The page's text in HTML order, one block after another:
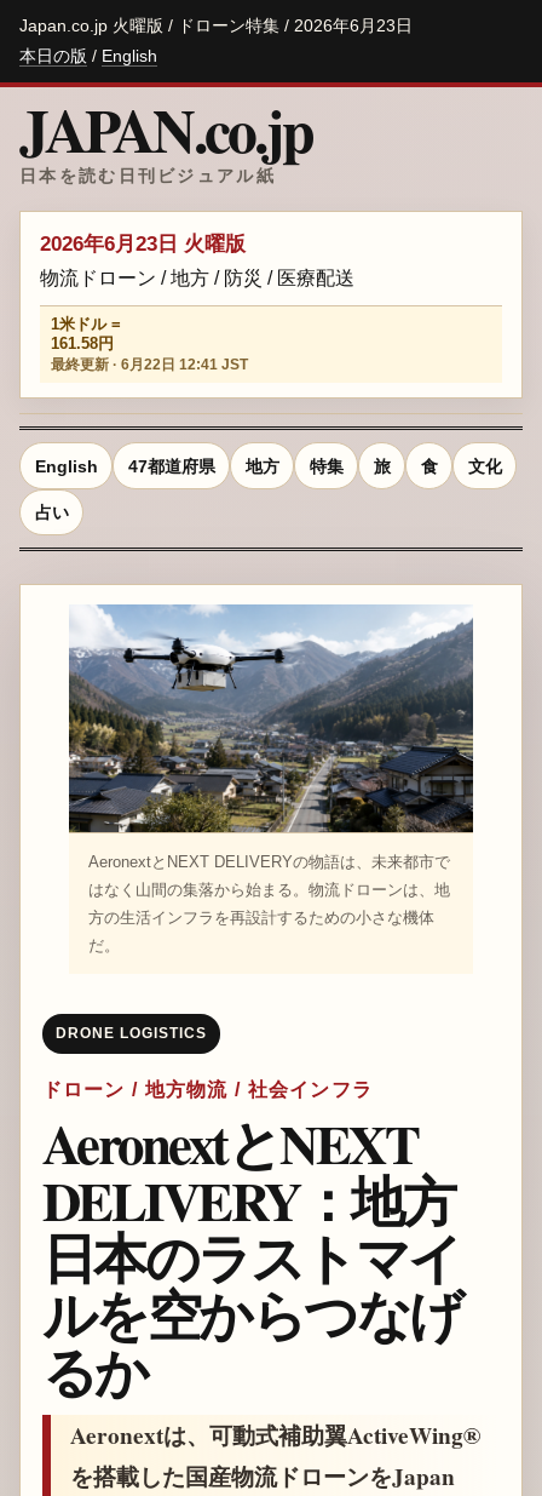
Japan.co.jp 火曜版 / ドローン特集 / 2026年6月23日
本日の版 / English
JAPAN.co.jp
日本を読む日刊ビジュアル紙
2026年6月23日 火曜版
物流ドローン / 地方 / 防災 / 医療配送
1米ドル =
161.58円
最終更新 · 6月22日 12:41 JST
English 47都道府県 地方 特集 旅 食 文化
占い
AeronextとNEXT DELIVERYの物語は、未来都市で
はなく山間の集落から始まる。物流ドローンは、地
方の生活インフラを再設計するための小さな機体
だ。
DRONE LOGISTICS
ドローン / 地方物流 / 社会インフラ
AeronextとNEXT
DELIVERY：地方
日本のラストマイ
ルを空からつなげ
るか
Aeronextは、可動式補助翼ActiveWing®
を搭載した国産物流ドローンをJapan